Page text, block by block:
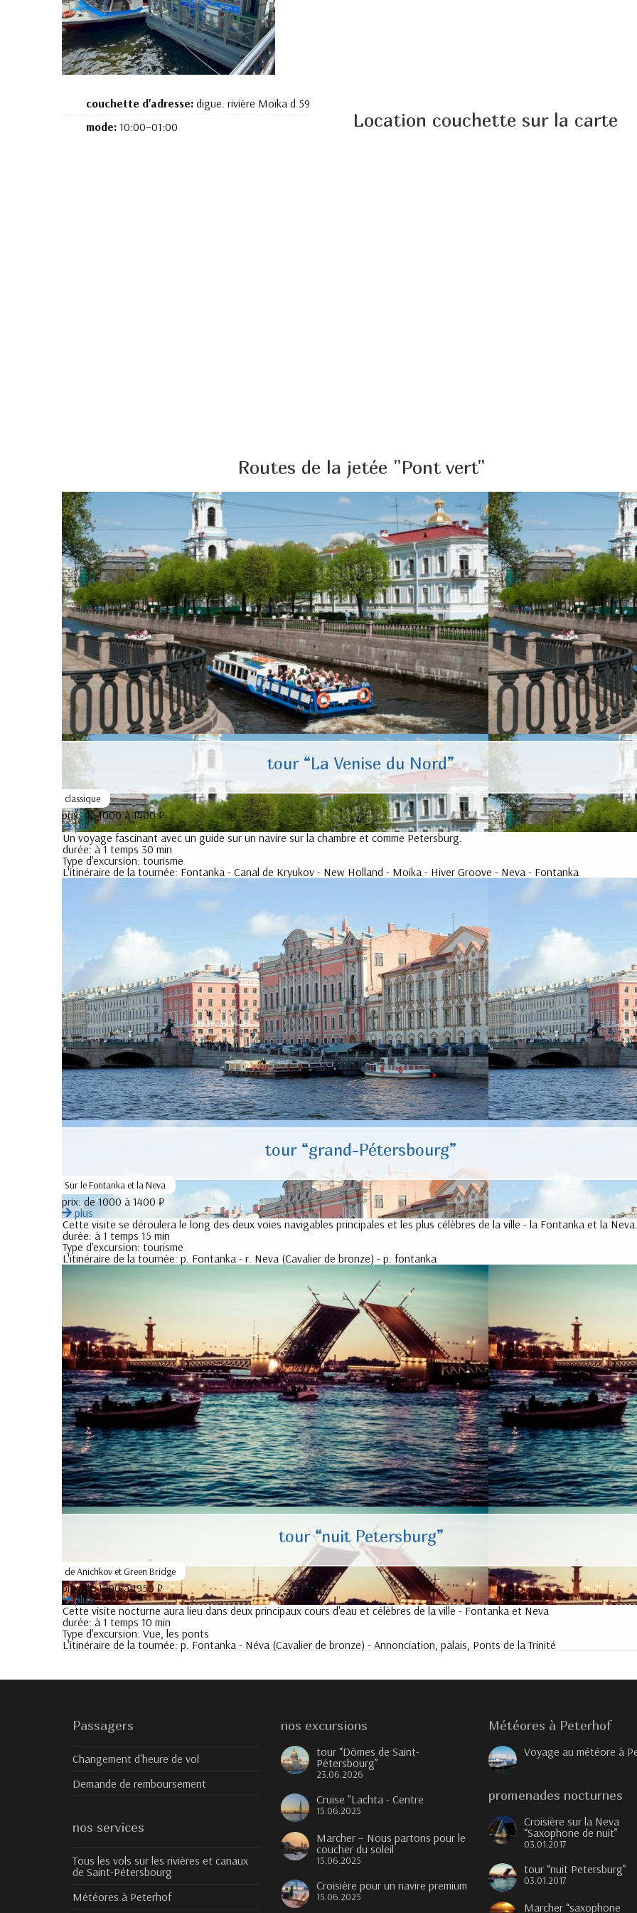
couchette d'adresse:digue. rivière Moïka d.59
mode:10:00–01:00 Location couchette sur la carte
Routes de la jetée "Pont vert"
tour “La Venise du Nord”
classique
prix:de 1000 à 1400 ₽
plus
Un voyage fascinant avec un guide sur un navire sur la chambre et comme Petersburg.
durée: à 1 temps 30 min
Type d'excursion: tourisme
L'itinéraire de la tournée: Fontanka - Canal de Kryukov - New Holland - Moika - Hiver Groove - Neva - Fontanka
tour “grand-Pétersbourg”
Sur le Fontanka et la Neva
prix:de 1000 à 1400 ₽
plus
Cette visite se déroulera le long des deux voies navigables principales et les plus célèbres de la ville - la Fontanka et la Neva.
durée: à 1 temps 15 min
Type d'excursion: tourisme
L'itinéraire de la tournée: p. Fontanka - r. Neva (Cavalier de bronze) - p. fontanka
tour “nuit Petersburg”
de Anichkov et Green Bridge
prix:de 1200 à 1950 ₽
plus
Cette visite nocturne aura lieu dans deux principaux cours d'eau et célèbres de la ville - Fontanka et Neva
durée: à 1 temps 10 min
Type d'excursion: Vue, les ponts
L'itinéraire de la tournée: p. Fontanka - Néva (Cavalier de bronze) - Annonciation, palais, Ponts de la Trinité
Passagers
Changement d'heure de vol
Demande de remboursement
nos services
Tous les vols sur les rivières et canaux
de Saint-Pétersbourg
Météores à Peterhof
nos excursions
tour “Dômes de Saint-
Pétersbourg”
23.06.2026
Cruise "Lachta - Centre
15.06.2025
Marcher – Nous partons pour le
coucher du soleil
15.06.2025
Croisière pour un navire premium
15.06.2025
Météores à Peterhof
Voyage au météore à
promenades nocturnes
Croisière sur la Neva
“Saxophone de nuit”
03.01.2017
tour “nuit Petersburg”
03.01.2017
Marcher “saxophone